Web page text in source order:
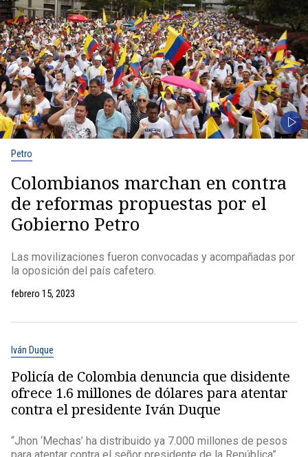
Petro
Colombianos marchan en contra
de reformas propuestas por el
Gobierno Petro
Las movilizaciones fueron convocadas y acompañadas por
la oposición del país cafetero.
febrero 15, 2023
Iván Duque
Policía de Colombia denuncia que disidente
ofrece 1.6 millones de dólares para atentar
contra el presidente Iván Duque
“Jhon ‘Mechas’ ha distribuido ya 7.000 millones de pesos